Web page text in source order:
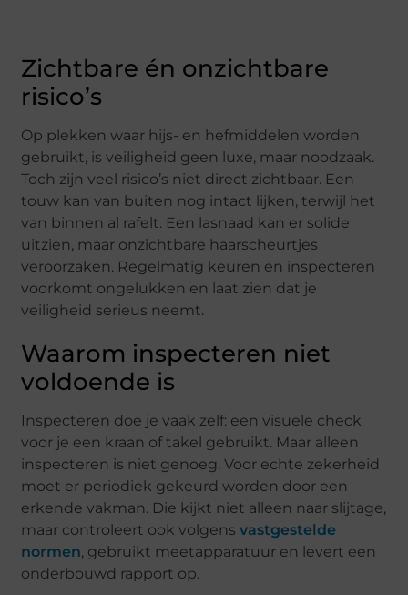
Zichtbare én onzichtbare
risico’s
Op plekken waar hijs- en hefmiddelen worden
gebruikt, is veiligheid geen luxe, maar noodzaak.
Toch zijn veel risico’s niet direct zichtbaar. Een
touw kan van buiten nog intact lijken, terwijl het
van binnen al rafelt. Een lasnaad kan er solide
uitzien, maar onzichtbare haarscheurtjes
veroorzaken. Regelmatig keuren en inspecteren
voorkomt ongelukken en laat zien dat je
veiligheid serieus neemt.
Waarom inspecteren niet
voldoende is
Inspecteren doe je vaak zelf: een visuele check
voor je een kraan of takel gebruikt. Maar alleen
inspecteren is niet genoeg. Voor echte zekerheid
moet er periodiek gekeurd worden door een
erkende vakman. Die kijkt niet alleen naar slijtage,
maar controleert ook volgensvastgestelde
normen, gebruikt meetapparatuur en levert een
onderbouwd rapport op.